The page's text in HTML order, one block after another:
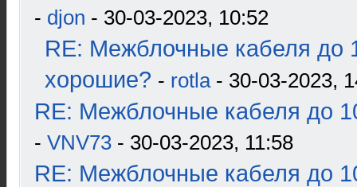
- djon - 30-03-2023, 10:52
RE: Межблочные кабеля до
хорошие? - rotla- 30-03-2023,
RE: Межблочные кабеля до
- VNV73 - 30-03-2023, 11:58
RE: Межблочные кабеля до